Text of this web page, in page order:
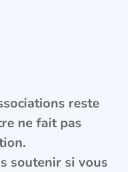
reste
ne fait pas
soutenir si vous